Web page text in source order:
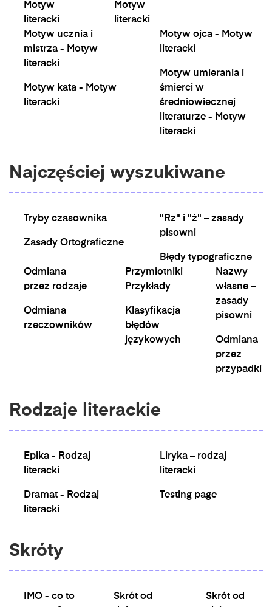
Motyw
literacki
Motyw
literacki
Motyw ucznia i
mistrza - Motyw
literacki
Motyw kata - Motyw
literacki
Motyw ojca - Motyw
literacki
Motyw umierania i
śmierci w
średniowiecznej
literaturze - Motyw
literacki
Najczęściej wyszukiwane
Tryby czasownika
Zasady Ortograficzne
"Rz" i "ż" – zasady
pisowni
Błędy typograficzne
Odmiana
przez rodzaje
Odmiana
rzeczowników
Przymiotniki
Przykłady
Klasyfikacja
błędów
językowych
Nazwy
własne –
zasady
pisowni
Odmiana
przez
przypadki
Rodzaje literackie
Epika - Rodzaj
literacki
Dramat - Rodzaj
literacki
Liryka – rodzaj
literacki
Testing page
Skróty
IMO - co to
Skrót od
Skrót od